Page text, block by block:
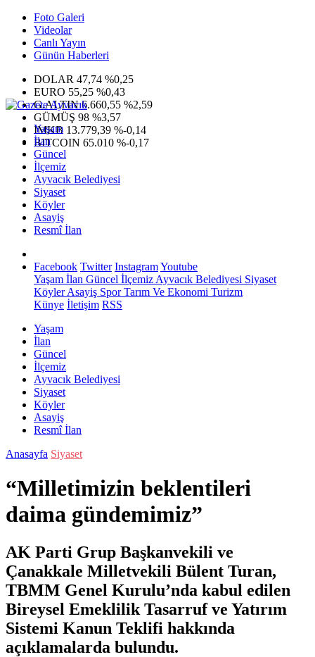
Foto Galeri
Videolar
Canlı Yayın
Günün Haberleri
DOLAR 47,74 %0,25
EURO 55,25 %0,43
G.ALTIN6.660,55 %2,59
GÜMÜŞ 98 %3,57
IMKB 13.779,39 %-0,14
BITCOIN 65.010 %-0,17
Yaşam
İlan
Güncel
İlçemiz
Ayvacık Belediyesi
Siyaset
Köyler
Asayiş
Resmî İlan
Facebook Twitter InstagramYoutube
Yaşam İlan Güncel İlçemiz Ayvacık Belediyesi Siyaset
KöylerAsayiş SporTarım Ve Ekonomi Turizm
Künye İletişim RSS
Yaşam
İlan
Güncel
İlçemiz
Ayvacık Belediyesi
Siyaset
Köyler
Asayiş
Resmî İlan
Anasayfa Siyaset
“Milletimizin beklentileri
daima gündemimiz”
AK Parti Grup Başkanvekili ve
Çanakkale Milletvekili Bülent Turan,
TBMM Genel Kurulu’nda kabul edilen
Bireysel Emeklilik Tasarruf ve Yatırım
Sistemi Kanun Teklifi hakkında
açıklamalarda bulundu.